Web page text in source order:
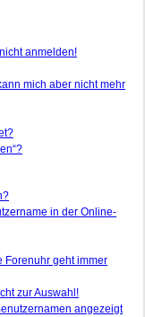
anmelden!
mich aber nicht mehr
in der Online-
Forenuhr geht immer
zur Auswahl!
angezeigt